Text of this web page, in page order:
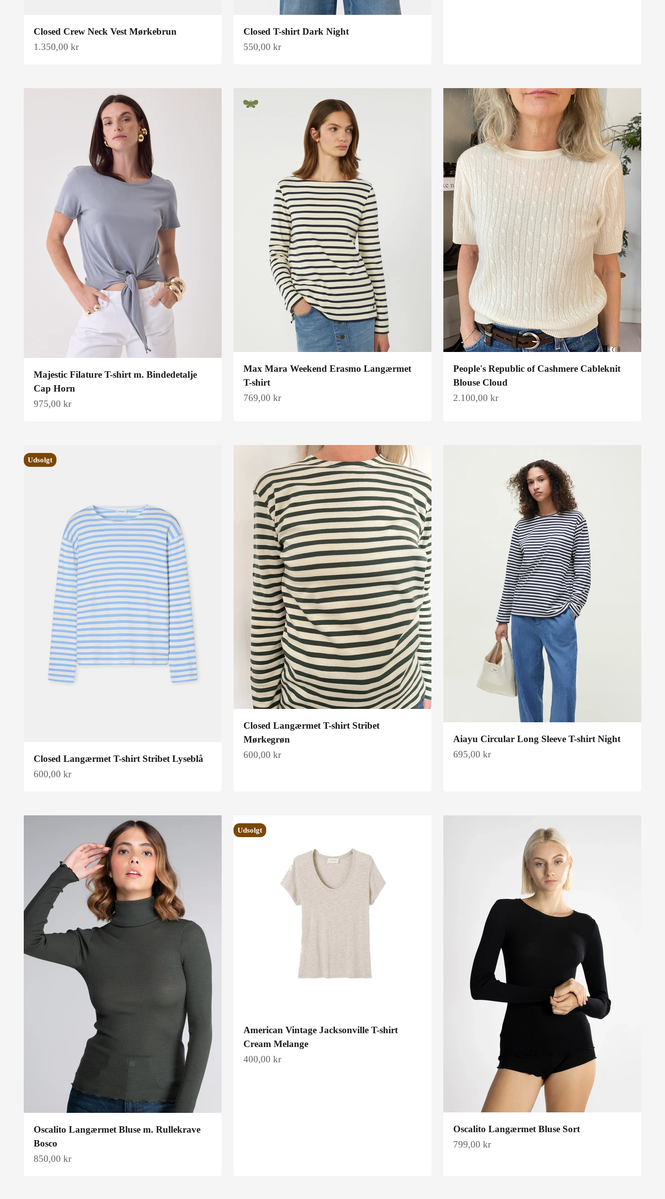
Closed Crew Neck Vest Mørkebrun
Salgspris
1.350,00 kr
Closed T-shirt Dark Night
Salgspris
550,00 kr
Majestic Filature T-shirt m. Bindedetalje
Cap Horn
Salgspris
975,00 kr
Max Mara Weekend Erasmo Langærmet
T-shirt
Salgspris
769,00 kr
People's Republic of Cashmere Cableknit
Blouse Cloud
Salgspris
2.100,00 kr
Udsolgt
Closed Langærmet T-shirt Stribet Lyseblå
Salgspris
600,00 kr
Closed Langærmet T-shirt Stribet
Mørkegrøn
Salgspris
600,00 kr
Aiayu Circular Long Sleeve T-shirt Night
Salgspris
695,00 kr
Oscalito Langærmet Bluse m. Rullekrave
Bosco
Salgspris
850,00 kr
Udsolgt
American Vintage Jacksonville T-shirt
Cream Melange
Salgspris
400,00 kr
Oscalito Langærmet Bluse Sort
Salgspris
799,00 kr